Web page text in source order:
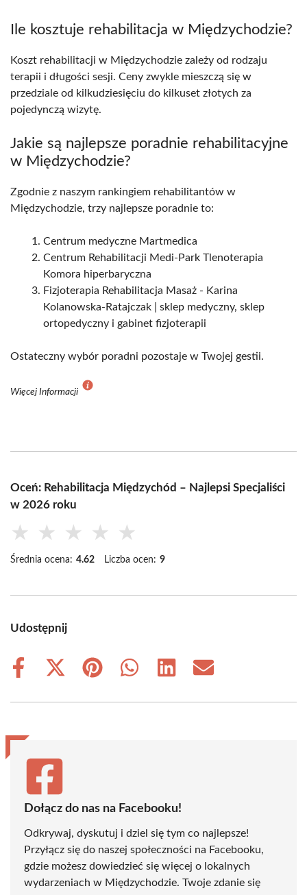
Ile kosztuje rehabilitacja w Międzychodzie?
Koszt rehabilitacji w Międzychodzie zależy od rodzaju
terapii i długości sesji. Ceny zwykle mieszczą się w
przedziale od kilkudziesięciu do kilkuset złotych za
pojedynczą wizytę.
Jakie są najlepsze poradnie rehabilitacyjne
w Międzychodzie?
Zgodnie z naszym rankingiem rehabilitantów w
Międzychodzie, trzy najlepsze poradnie to:
Centrum medyczne Martmedica
Centrum Rehabilitacji Medi-Park Tlenoterapia
Komora hiperbaryczna
Fizjoterapia Rehabilitacja Masaż - Karina
Kolanowska-Ratajczak | sklep medyczny, sklep
ortopedyczny i gabinet fizjoterapii
Ostateczny wybór poradni pozostaje w Twojej gestii.
Więcej Informacji
Oceń: Rehabilitacja Międzychód – Najlepsi Specjaliści
w 2026 roku
★ ★ ★ ★ ★
Średnia ocena: 4.62 Liczba ocen: 9
Udostępnij
Share
Share
(Twitter)
Share
Share
Share
Share
Dołącz do nas na Facebooku!
Odkrywaj, dyskutuj i dziel się tym co najlepsze!
Przyłącz się do naszej społeczności na Facebooku,
gdzie możesz dowiedzieć się więcej o lokalnych
wydarzeniach w Międzychodzie. Twoje zdanie się